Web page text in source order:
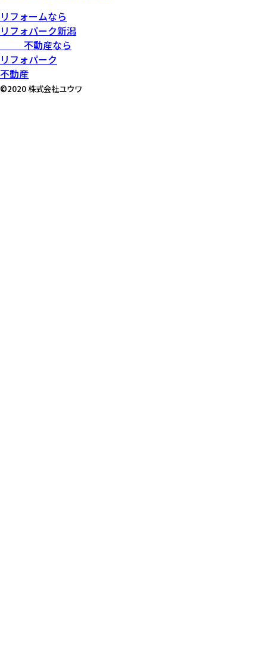
リフォームなら
リフォパーク新潟
不動産なら
リフォパーク
不動産
©2020 株式会社ユウワ